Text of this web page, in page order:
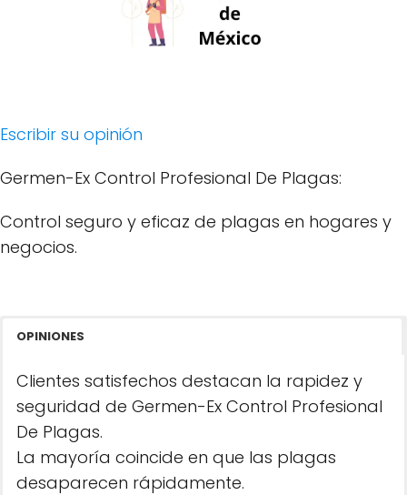
Escribir su opinión
Germen-Ex Control Profesional De Plagas:
Control seguro y eficaz de plagas en hogares y
negocios.
OPINIONES
Clientes satisfechos destacan la rapidez y
seguridad de Germen-Ex Control Profesional
De Plagas.
La mayoría coincide en que las plagas
desaparecen rápidamente.